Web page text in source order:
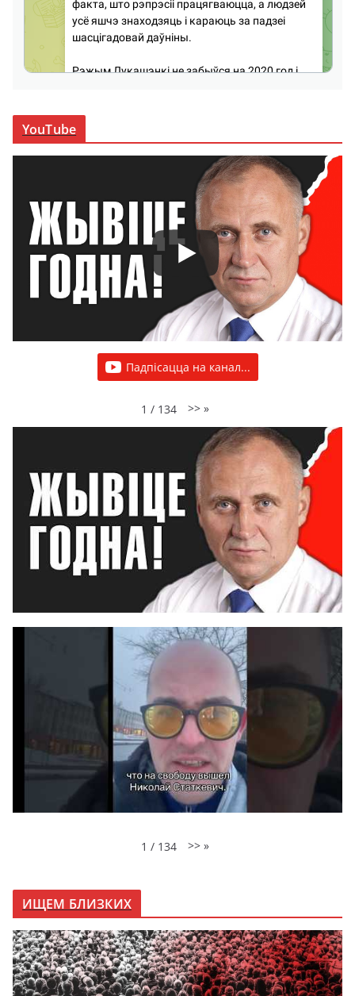
YouTube
Падпісацца на канал...
1 / 134 >> »
1 / 134 >> »
ИЩЕМ БЛИЗКИХ